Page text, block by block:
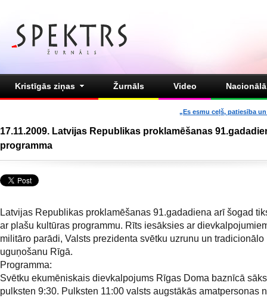
Kristīgās ziņas Žurnāls Video
„Es esmu ceļš, patiesība
17.11.2009. Latvijas Republikas proklamēšanas
programma
Latvijas Republikas proklamēšanas 91.gadadiena arī šogad
ar plašu kultūras programmu. Rīts iesāksies ar
militāro parādi, Valsts prezidenta svētku uzrunu un tradicionālo
uguņošanu Rīgā.
Programma:
Svētku ekumēniskais dievkalpojums Rīgas Doma baznīcā
pulksten 9:30. Pulksten 11:00 valsts augstākās amatpersonas